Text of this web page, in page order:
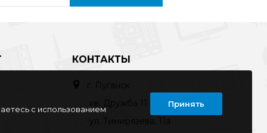
КОНТАКТЫ
г. Луганск
кв. Дружба 11
ул. Тимирязева, 11а
с использованием
Принять